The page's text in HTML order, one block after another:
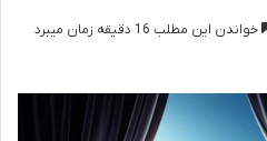
خواندن این مطلب 16 دقیقه زمان میبرد